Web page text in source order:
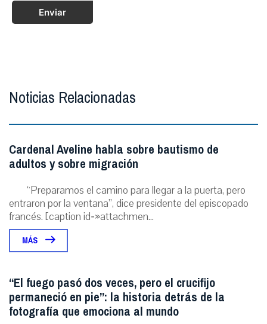
Enviar
Noticias Relacionadas
Cardenal Aveline habla sobre bautismo de
adultos y sobre migración
“Preparamos el camino para llegar a la puerta, pero
entraron por la ventana”, dice presidente del episcopado
francés. [caption id=»attachmen...
MÁS
“El fuego pasó dos veces, pero el crucifijo
permaneció en pie”: la historia detrás de la
fotografía que emociona al mundo